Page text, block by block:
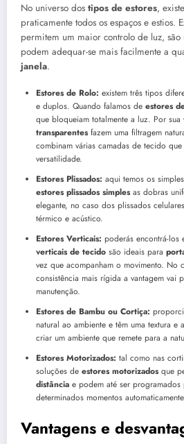
No universo dos tipos de estores,
praticamente todos os espaços e estios.
permitem um maior controlo de luz,
podem adequar-se mais facilmente a
janela.
Estores de Rolo: existem três tipos
e duplos. Quando falamos de estores
que bloqueiam totalmente a luz. Por sua
transparentesfazem uma filtragem
combinam várias camadas de tecido
versatilidade.
Estores Plissados: aqui temos os
estores plissados simplesas dobras
elegante, no caso dos plissados
térmico e acústico.
Estores Verticais: poderás encontrá-
verticais de tecido são ideais para
vez que acompanham o movimento. No
consistência mais rígida a vantagem vai
manutenção.
Estores de Bambu ou Cortiça:
natural ao ambiente e têm uma textura e
criar um ambiente que remete para a
Estores Motorizados: tal como nas
soluções de estores motorizadosque
distância e podem até ser
determinados momentos
Vantagens e